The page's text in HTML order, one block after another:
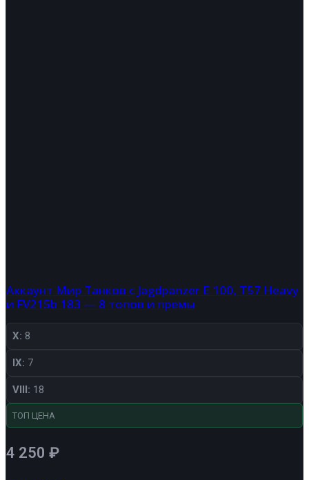
Аккаунт Мир Танков с Jagdpanzer E 100, T57 Heavy
и FV215b 183 — 8 топов и премы
X: 8
IX: 7
VIII: 18
ТОП ЦЕНА
4 250 ₽